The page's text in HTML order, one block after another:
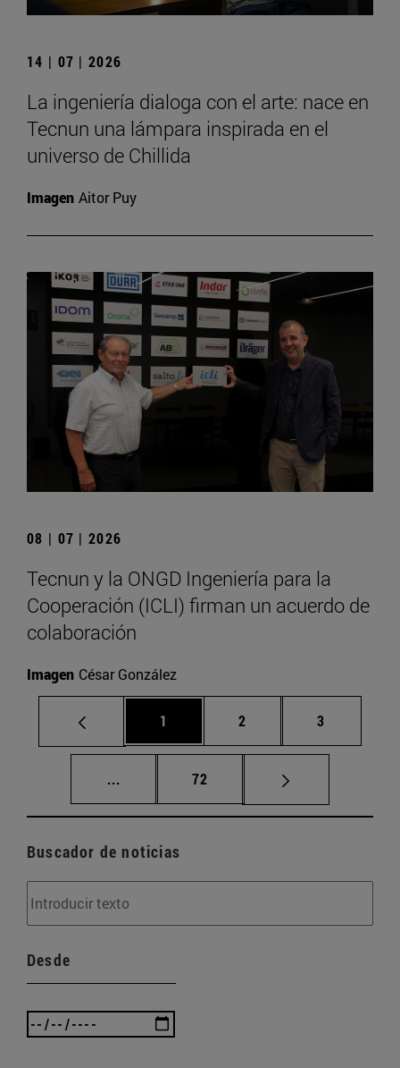
14 | 07 | 2026
La ingeniería dialoga con el arte: nace en
Tecnun una lámpara inspirada en el
universo de Chillida
Imagen Aitor Puy
08 | 07 | 2026
Tecnun y la ONGD Ingeniería para la
Cooperación (ICLI) firman un acuerdo de
colaboración
Imagen César González
Página
1 Página
2 Página
3
... Páginas intermedias Use TAB para
Página
72
Buscador de noticias
Desde